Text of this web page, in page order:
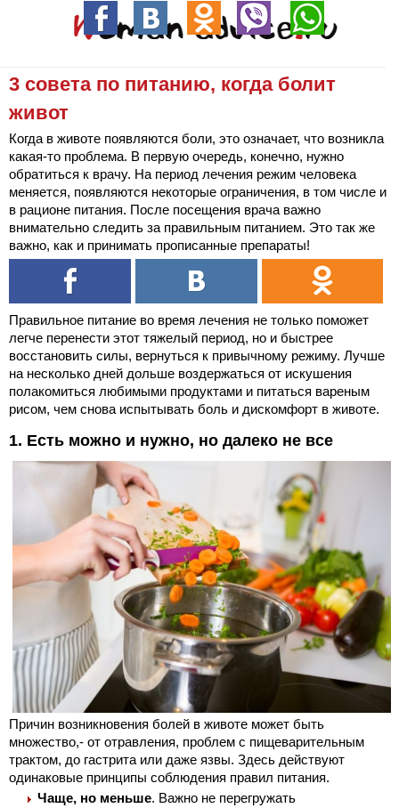
3 совета по питанию, когда болит
живот
Когда в животе появляются боли, это означает, что возникла
какая-то проблема. В первую очередь, конечно, нужно
обратиться к врачу. На период лечения режим человека
меняется, появляются некоторые ограничения, в том числе и
в рационе питания. После посещения врача важно
внимательно следить за правильным питанием. Это так же
важно, как и принимать прописанные препараты!
Правильное питание во время лечения не только поможет
легче перенести этот тяжелый период, но и быстрее
восстановить силы, вернуться к привычному режиму. Лучше
на несколько дней дольше воздержаться от искушения
полакомиться любимыми продуктами и питаться вареным
рисом, чем снова испытывать боль и дискомфорт в животе.
1. Есть можно и нужно, но далеко не все
Причин возникновения болей в животе может быть
множество,- от отравления, проблем с пищеварительным
трактом, до гастрита или даже язвы. Здесь действуют
одинаковые принципы соблюдения правил питания.
Чаще, но меньше. Важно не перегружать